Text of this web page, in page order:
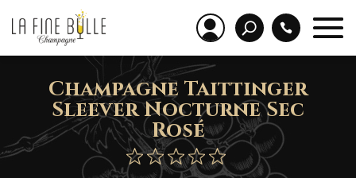
Champagne Taittinger
Sleever Nocturne Sec
Rosé